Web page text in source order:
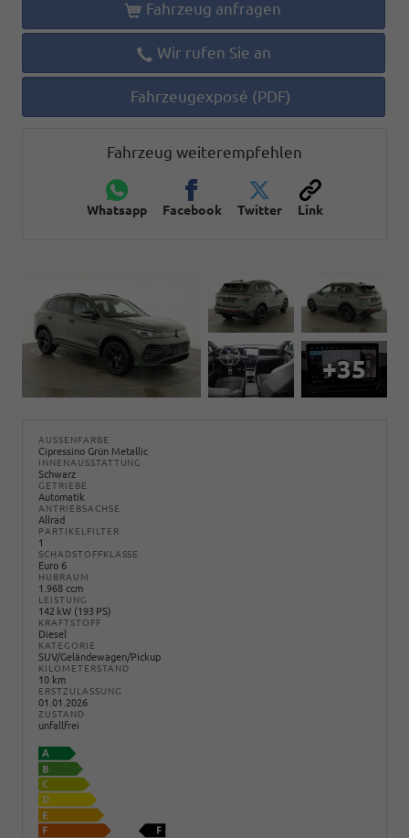
Fahrzeug anfragen
Wir rufen Sie an
Fahrzeugexposé (PDF)
Fahrzeug weiterempfehlen
Whatsapp Facebook Twitter Link
+35
AUSSENFARBE
Cipressino Grün Metallic
INNENAUSSTATTUNG
Schwarz
GETRIEBE
Automatik
ANTRIEBSACHSE
Allrad
PARTIKELFILTER
1
SCHADSTOFFKLASSE
Euro 6
HUBRAUM
1.968 ccm
LEISTUNG
142 kW (193 PS)
KRAFTSTOFF
Diesel
KATEGORIE
SUV/Geländewagen/Pickup
KILOMETERSTAND
10 km
ERSTZULASSUNG
01.01.2026
ZUSTAND
unfallfrei